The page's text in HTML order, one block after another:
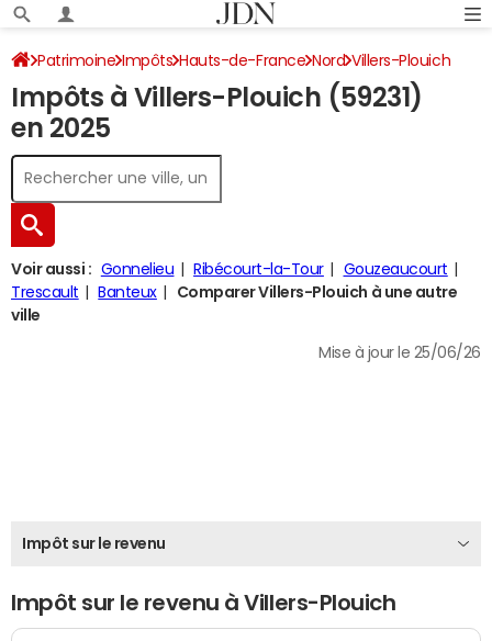
Patrimoine Impôts Hauts-de-France Nord Villers-Plouich
Impôt sur le revenu
Impôts à Villers-Plouich (59231)
en 2025
Voir aussi : Gonnelieu Ribécourt-la-Tour
Gouzeaucourt
Trescault
Banteux
Comparer Villers-Plouich à une autre
ville
Mise à jour le 25/06/26
Impôt sur le revenu
Impôt sur le revenu à Villers-Plouich